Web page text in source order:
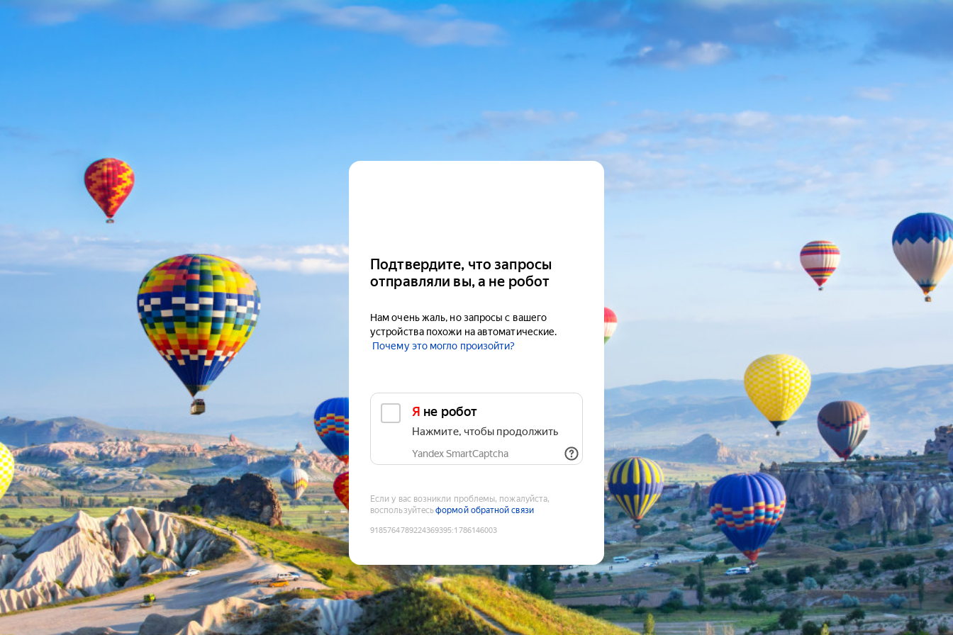
Подтвердите, что запросы
отправляли вы, а не робот
Нам очень жаль, но запросы с вашего
устройства похожи на автоматические.
Почему это могло произойти?
Я не робот
Нажмите, чтобы продолжить
Yandex SmartCaptcha
Если у вас возникли проблемы, пожалуйста,
воспользуйтесьформой обратной связи
9185764789224369395:1786146003